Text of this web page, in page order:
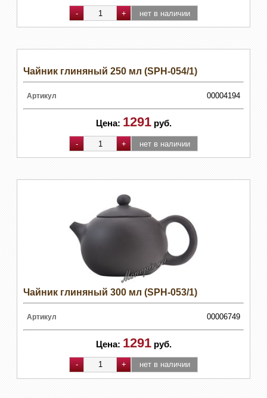
Чайник глиняный 250 мл (SPH-054/1)
Артикул 00004194
Цена: 1291 руб.
Чайник глиняный 300 мл (SPH-053/1)
Артикул 00006749
Цена: 1291 руб.